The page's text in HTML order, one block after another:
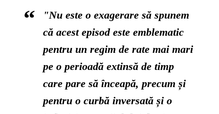
"Nu este o exagerare să spunem
că acest episod este emblematic
pentru un regim de rate mai mari
pe o perioadă extinsă de timp
care pare să înceapă, precum și
pentru o curbă inversată și o